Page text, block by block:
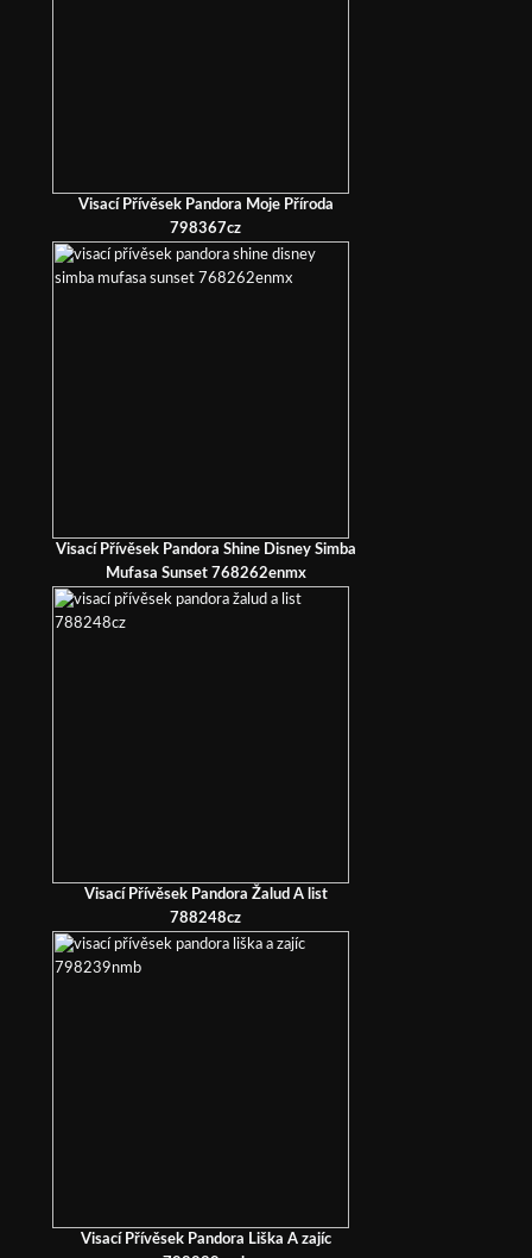
Visací Přívěsek Pandora Moje Příroda
798367cz
Visací Přívěsek Pandora Shine Disney Simba
Mufasa Sunset 768262enmx
Visací Přívěsek Pandora Žalud A list
788248cz
Visací Přívěsek Pandora Liška A zajíc